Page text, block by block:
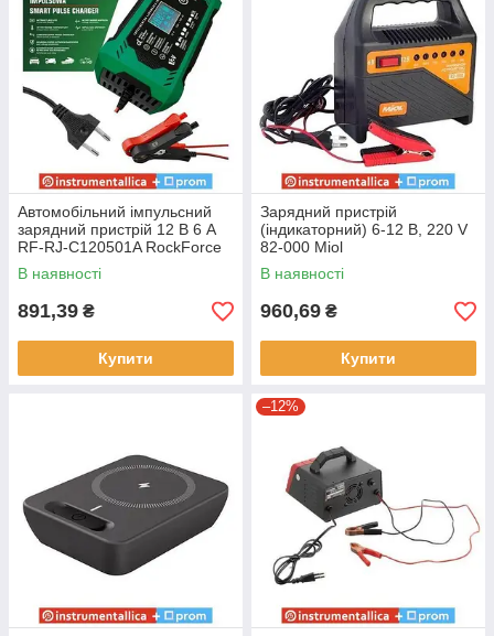
Автомобільний імпульсний
зарядний пристрій 12 В 6 А
RF-RJ-C120501A RockForce
В наявності
891,39 ₴
Купити
Зарядний пристрій
(індикаторний) 6-12 В, 220 V
82-000 Miol
В наявності
960,69 ₴
Купити
–12%